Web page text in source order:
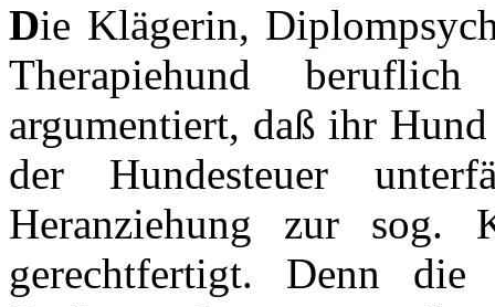
Die Klägerin,
Therapiehund
argumentiert, daß ihr
der Hundesteuer
Heranziehung zur sog.
gerechtfertigt. Denn